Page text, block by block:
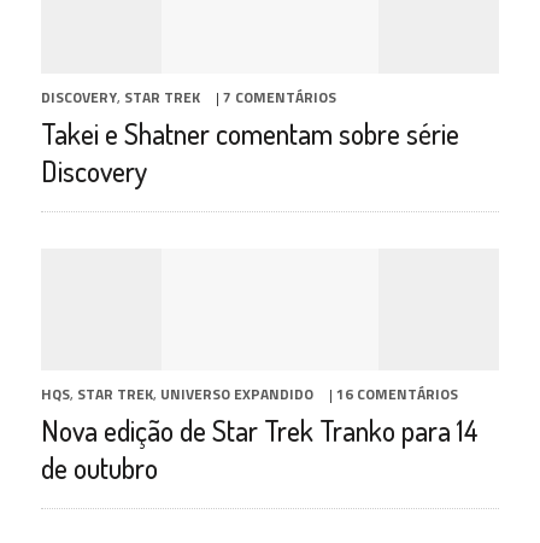
DISCOVERY, STAR TREK | 7 COMENTÁRIOS
Takei e Shatner comentam sobre série
Discovery
HQS, STAR TREK, UNIVERSO EXPANDIDO | 16 COMENTÁRIOS
Nova edição de Star Trek Tranko para 14
de outubro